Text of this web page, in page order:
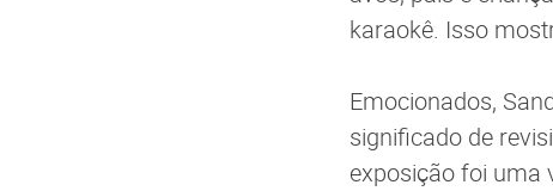
karaokê. Isso
Emocionados,
significado de
exposição foi uma